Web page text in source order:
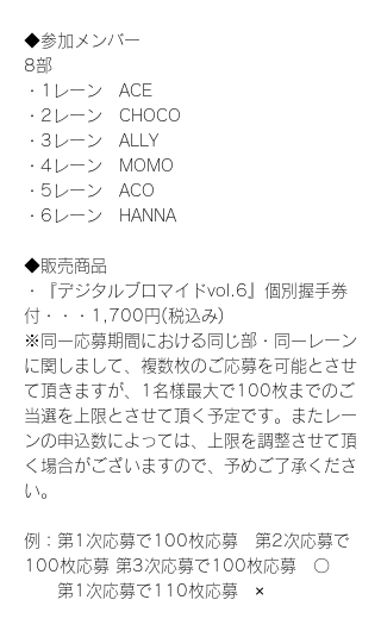
◆参加メンバー
8部
・1レーン　ACE
・2レーン　CHOCO
・3レーン　ALLY
・4レーン　MOMO
・5レーン　ACO
・6レーン　HANNA
◆販売商品
・『デジタルブロマイドvol.6』個別握手券
付・・・1,700円(税込み)
※同一応募期間における同じ部・同一レーン
に関しまして、複数枚のご応募を可能とさせ
て頂きますが、1名様最大で100枚までのご
当選を上限とさせて頂く予定です。またレー
ンの申込数によっては、上限を調整させて頂
く場合がございますので、予めご了承くださ
い。
例：第1次応募で100枚応募　第2次応募で
100枚応募 第3次応募で100枚応募　〇
第1次応募で110枚応募　×